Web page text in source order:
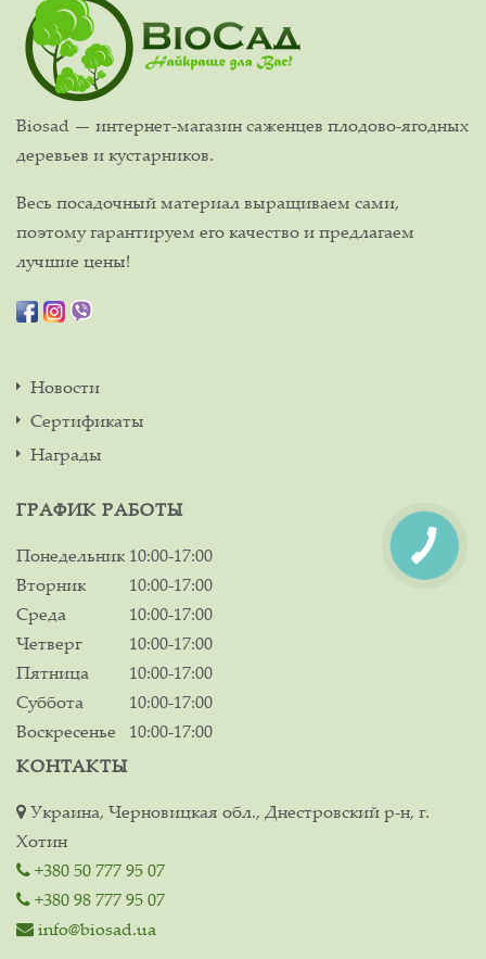
Biosad — интернет-магазин саженцев плодово-ягодных
деревьев и кустарников.
Весь посадочный материал выращиваем сами,
поэтому гарантируем его качество и предлагаем
лучшие цены!
Новости
Сертификаты
Награды
ГРАФИК РАБОТЫ
Понедельник 10:00-17:00
Вторник
10:00-17:00
Среда
10:00-17:00
Четверг
10:00-17:00
Пятница
10:00-17:00
Суббота
10:00-17:00
Воскресенье
10:00-17:00
КОНТАКТЫ
Украина, Черновицкая обл., Днестровский р-н, г.
Хотин
+380 50 777 95 07
+380 98 777 95 07
info@biosad.ua